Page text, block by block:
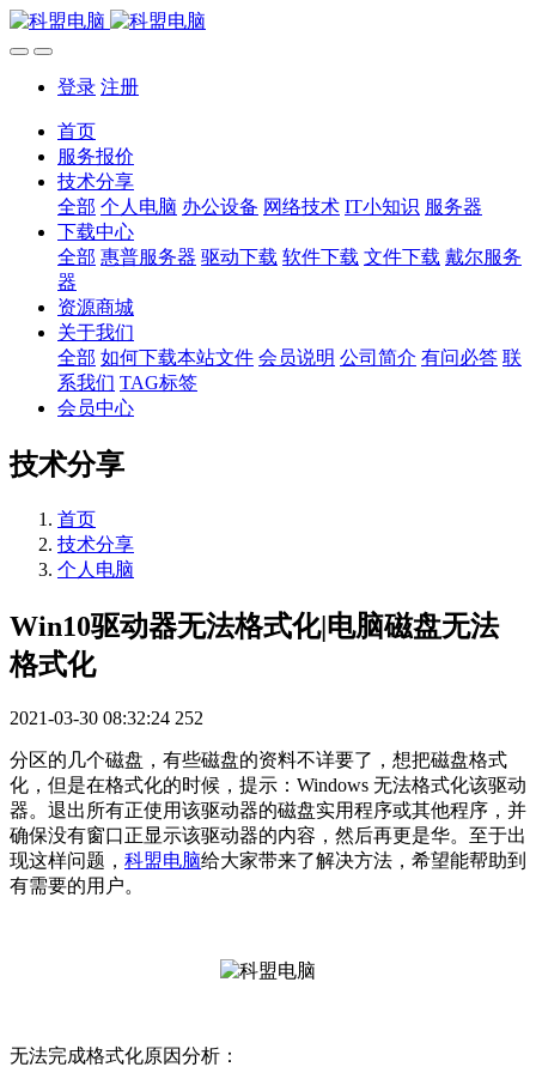
登录 注册
首页
服务报价
技术分享
全部 个人电脑 办公设备 网络技术 IT小知识 服务器
下载中心
全部 惠普服务器 驱动下载 软件下载 文件下载 戴尔服务
器
资源商城
关于我们
全部 如何下载本站文件 会员说明 公司简介 有问必答 联
系我们 TAG标签
会员中心
技术分享
首页
技术分享
个人电脑
Win10驱动器无法格式化|电脑磁盘无法
格式化
2021-03-30 08:32:24 252
分区的几个磁盘，有些磁盘的资料不详要了，想把磁盘格式
化，但是在格式化的时候，提示：Windows 无法格式化该驱动
器。退出所有正使用该驱动器的磁盘实用程序或其他程序，并
确保没有窗口正显示该驱动器的内容，然后再更是华。至于出
现这样问题， 科盟电脑给大家带来了解决方法，希望能帮助到
有需要的用户。
无法完成格式化原因分析：